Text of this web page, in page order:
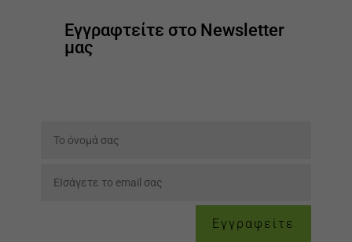
Εγγραφτείτε στο Newsletter
μας
Εγγραφείτε